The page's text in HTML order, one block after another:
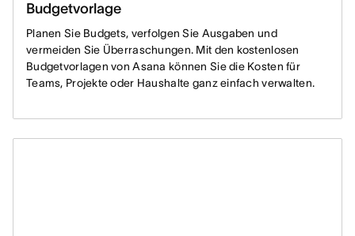
Budgetvorlage
Planen Sie Budgets, verfolgen Sie Ausgaben und
vermeiden Sie Überraschungen. Mit den kostenlosen
Budgetvorlagen von Asana können Sie die Kosten für
Teams, Projekte oder Haushalte ganz einfach verwalten.